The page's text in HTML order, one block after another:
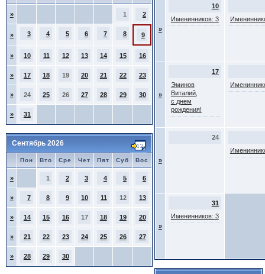
» 1 2
» 3 4 5 6 7 8 9
» 10 11 12 13 14 15 16
» 17 18 19 20 21 22 23
» 24 25 26 27 28 29 30
» 31
Сентябрь 2026
Пон Вто Сре Чет Пят Суб Вос
» 1 2 3 4 5 6
» 7 8 9 10 11 12 13
» 14 15 16 17 18 19 20
» 21 22 23 24 25 26 27
» 28 29 30
»
10
Именинников: 3
»
17
Эминов
Виталий,
с днем
рождения!
»
24
»
31
Именинников: 3